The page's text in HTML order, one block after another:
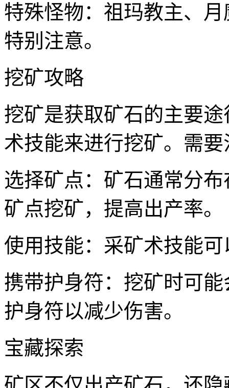
特殊怪物：祖玛教主、
特别注意。
挖矿攻略
挖矿是获取矿石的主要
术技能来进行挖矿。需
选择矿点：矿石通常分
矿点挖矿，提高出产率。
使用技能：采矿术技能
携带护身符：挖矿时可
护身符以减少伤害。
宝藏探索